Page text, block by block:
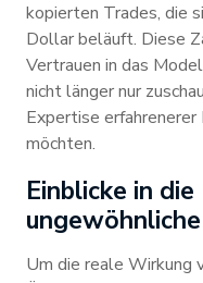
kopierten Trades, die
Dollar beläuft. Diese
Vertrauen in das
nicht länger nur
Expertise
möchten.
Einblicke in
Um die reale Wirkung